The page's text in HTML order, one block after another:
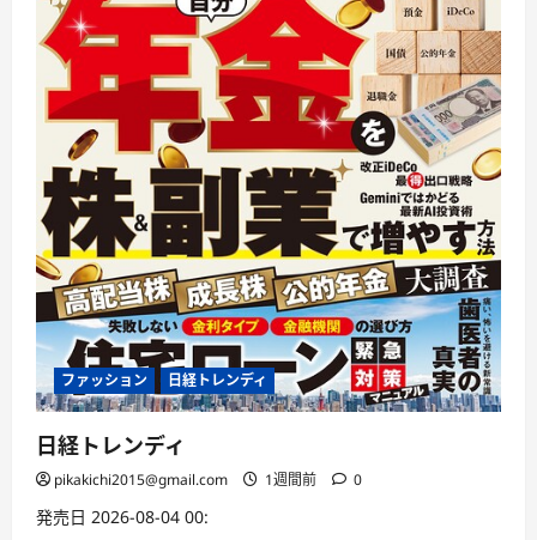
ファッション 日経トレンディ
日経トレンディ
pikakichi2015@gmail.com 1週間前 0
発売日 2026-08-04 00: